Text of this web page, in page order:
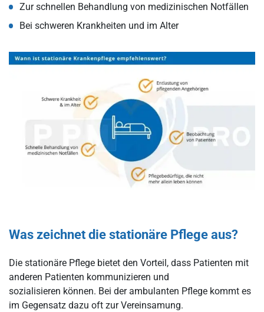
Zur schnellen Behandlung von medizinischen Notfällen
Bei schweren Krankheiten und im Alter
Was zeichnet die stationäre Pflege aus?
Die stationäre Pflege bietet den Vorteil, dass Patienten mit
anderen Patienten kommunizieren und
sozialisieren können. Bei der ambulanten Pflege kommt es
im Gegensatz dazu oft zur Vereinsamung.